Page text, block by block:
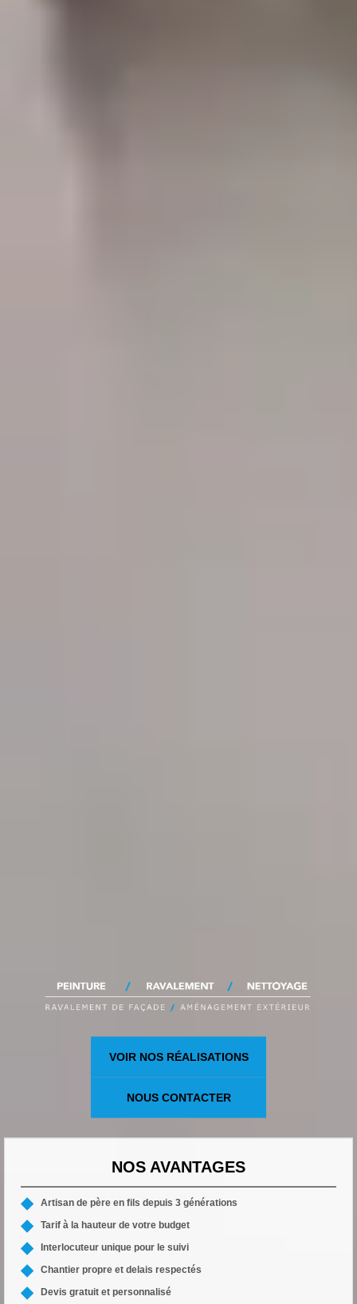
VOIR NOS RÉALISATIONS
NOUS CONTACTER
NOS AVANTAGES
Artisan de père en fils depuis 3 générations
Tarif à la hauteur de votre budget
Interlocuteur unique pour le suivi
Chantier propre et delais respectés
Devis gratuit et personnalisé